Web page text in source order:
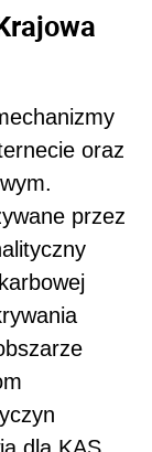
oraz
przez